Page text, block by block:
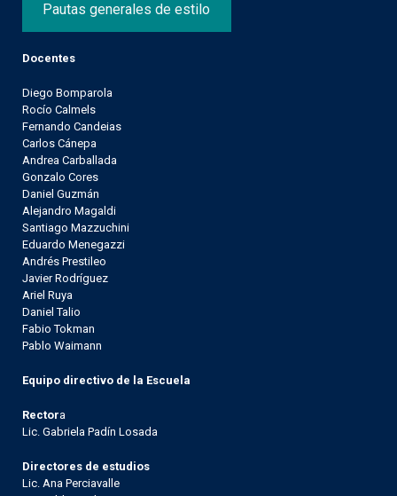
Pautas generales de estilo
Docentes
Diego Bomparola
Rocío Calmels
Fernando Candeias
Carlos Cánepa
Andrea Carballada
Gonzalo Cores
Daniel Guzmán
Alejandro Magaldi
Santiago Mazzuchini
Eduardo Menegazzi
Andrés Prestileo
Javier Rodríguez
Ariel Ruya
Daniel Talio
Fabio Tokman
Pablo Waimann
Equipo directivo de la Escuela
Rectora
Lic. Gabriela Padín Losada
Directores de estudios
Lic. Ana Perciavalle